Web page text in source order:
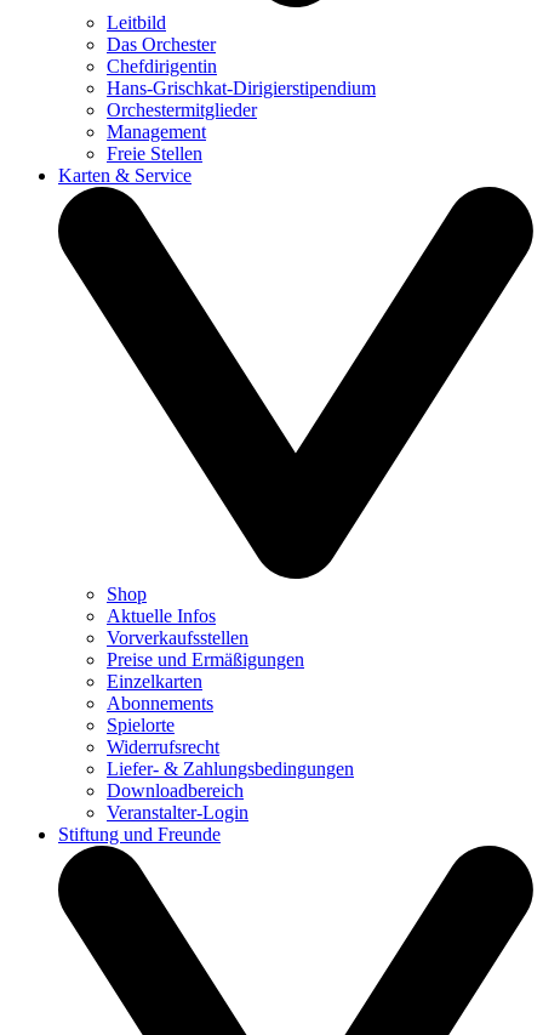
Leitbild
Das Orchester
Chefdirigentin
Hans-Grischkat-Dirigierstipendium
Orchestermitglieder
Management
Freie Stellen
Karten & Service
Shop
Aktuelle Infos
Vorverkaufsstellen
Preise und Ermäßigungen
Einzelkarten
Abonnements
Spielorte
Widerrufsrecht
Liefer- & Zahlungsbedingungen
Downloadbereich
Veranstalter-Login
Stiftung und Freunde